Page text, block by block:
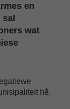
en
sal
wat
hê.